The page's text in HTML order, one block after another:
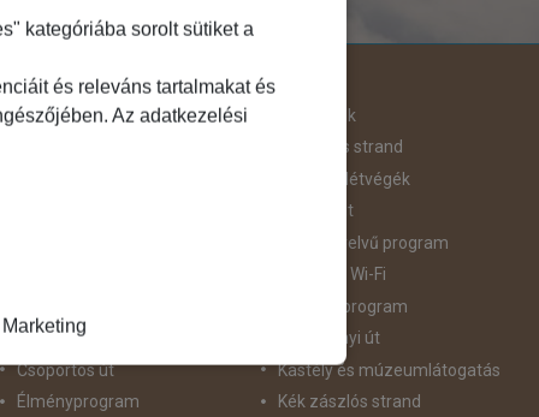
Útjellemző
Adventi út
Csillagtúra
Csoportos út
Élményprogram
Hegyvidék
Homokos strand
Hosszú Hétvégék
Húsvéti út
idegennyelvű program
Ingyenes Wi-Fi
Intenzív program
Karácsonyi út
Kastély és múzeumlátogatás
Kék zászlós strand
kategóriába sorolt sütiket a
és releváns tartalmakat és
Az adatkezelési
Marketing